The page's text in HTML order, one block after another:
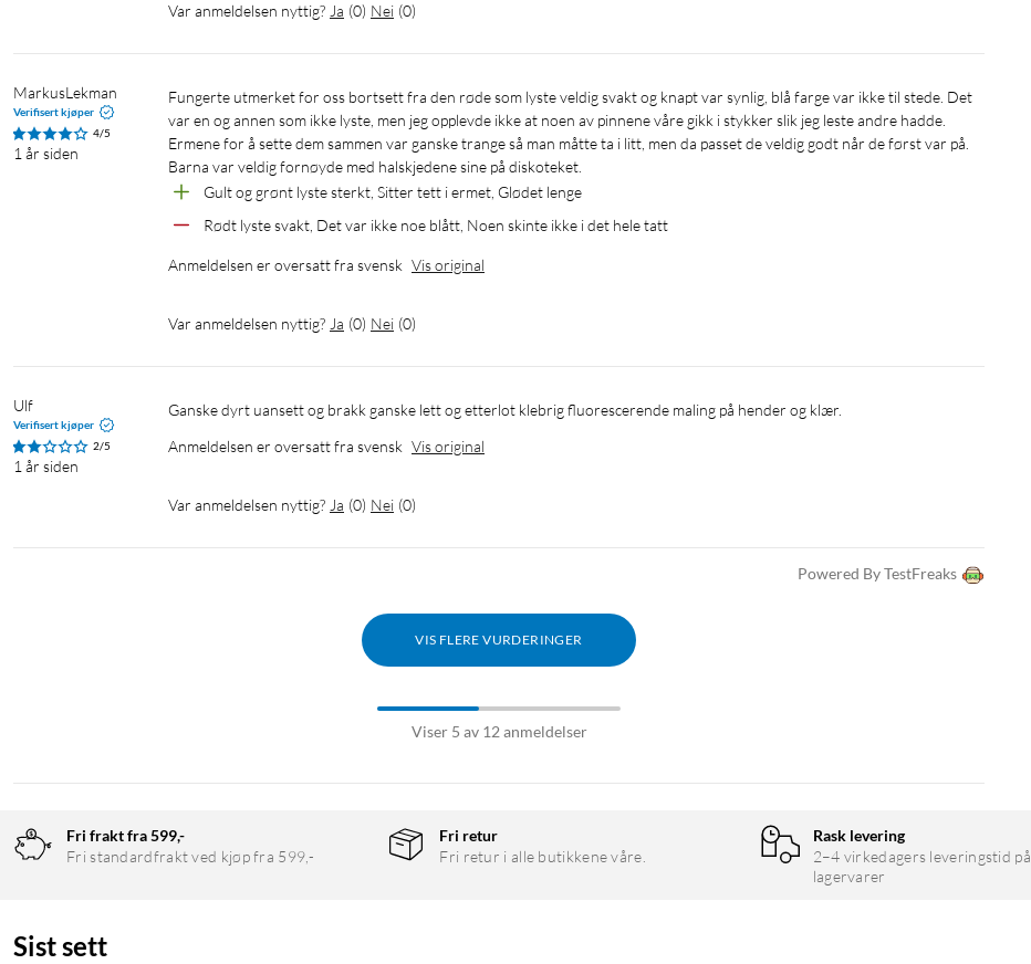
Var anmeldelsen nyttig? Ja (0) Nei (0)
MarkusLekman
Verifisert kjøper
4/5
1 år siden
Fungerte utmerket for oss bortsett fra den røde som lyste veldig svakt og knapt var synlig, blå farge var ikke til stede. Det
var en og annen som ikke lyste, men jeg opplevde ikke at noen av pinnene våre gikk i stykker slik jeg leste andre hadde.
Ermene for å sette dem sammen var ganske trange så man måtte ta i litt, men da passet de veldig godt når de først var på.
Barna var veldig fornøyde med halskjedene sine på diskoteket.
Gult og grønt lyste sterkt, Sitter tett i ermet, Glødet lenge
Rødt lyste svakt, Det var ikke noe blått, Noen skinte ikke i det hele tatt
Anmeldelsen er oversatt fra svensk Vis original
Var anmeldelsen nyttig? Ja (0) Nei (0)
Ulf
Verifisert kjøper
2/5
1 år siden
ganske dyrt uansett og brakk ganske lett og etterlot klebrig fluorescerende maling på hender og klær.
Anmeldelsen er oversatt fra svensk Vis original
Var anmeldelsen nyttig? Ja (0) Nei (0)
Powered By TestFreaks
VIS FLERE VURDERINGER
Viser 5 av 12 anmeldelser
Fri frakt fra 599,-
Fri standardfrakt ved kjøp fra 599,-
Fri retur
Fri retur i alle butikkene våre.
Rask levering
2–4 virkedagers leveringstid på
lagervarer
Sist sett